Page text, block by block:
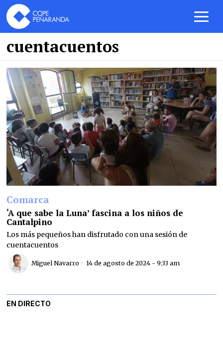
cuentacuentos
Comarca
‘A que sabe la Luna’ fascina a los niños de
Cantalpino
Los más pequeños han disfrutado con una sesión de
cuentacuentos
Miguel Navarro 14 de agosto de 2024 - 9:33 am
EN DIRECTO